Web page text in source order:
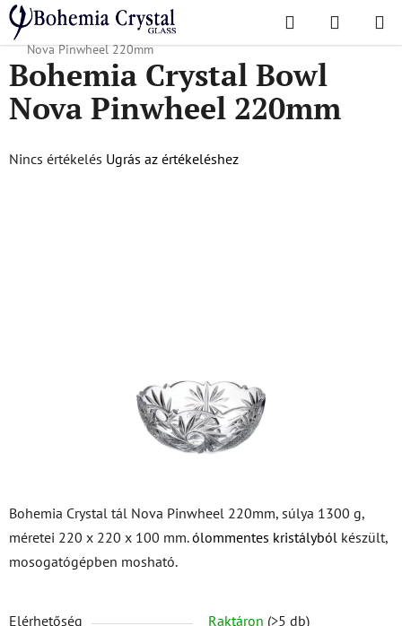
Ugrás
fő
tartalomhoz
Keresés KOSÁR
Kezdőlap
/ Népszerű kollekciók / Nova Pinwheel
Bohemia Crystal Bowl
Nova Pinwheel 220mm
Bohemia Crystal tál Nova Pinwheel 220mm, súlya 1300 g,
méretei 220 x 220 x 100 mm.ólommentes kristályból készült,
mosogatógépben mosható.
Elérhetőség Raktáron (>5 db)
Bohemia Crystal Bowl
Nova Pinwheel 220mm
A
Nincs értékelés Ugrás az értékeléshez